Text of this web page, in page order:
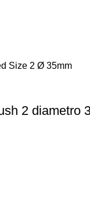
2 diametro